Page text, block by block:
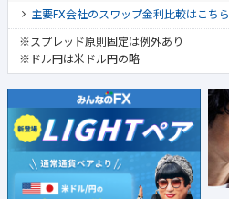
主要FX会社のスワップ金利比較はこちら
※スプレッド原則固定は例外あり
※ドル円は米ドル円の略